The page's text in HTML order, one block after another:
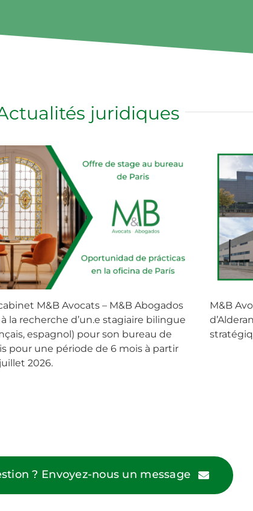
juridiques
M&B Avocats – M&B Abogados
la recherche d’un.e stagiaire bilingue
espagnol) pour son bureau de
pour une période de 6 mois à partir
2026.
M&B
? Envoyez-nous un message